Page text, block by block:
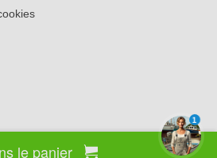
le panier
Polyestershoppen bv
1